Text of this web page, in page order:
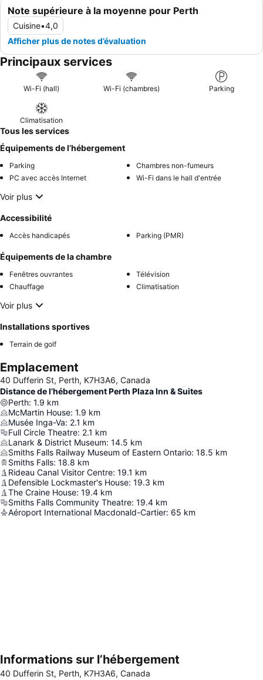
Note supérieure à la moyenne pour Perth
Cuisine•4,0
Afficher plus de notes d’évaluation
Principaux services
Wi-Fi (hall) Wi-Fi (chambres) Parking
Climatisation
Tous les services
Équipements de l’hébergement
Parking
Chambres non-fumeurs
PC avec accès Internet
Wi-Fi dans le hall d'entrée
Voir plus
Accessibilité
Accès handicapés Parking (PMR)
Équipements de la chambre
Fenêtres ouvrantes
Télévision
Chauffage
Climatisation
Voir plus
Installations sportives
Terrain de golf
Emplacement
40 Dufferin St, Perth, K7H3A6, Canada
Distance de l’hébergement Perth Plaza Inn & Suites
Perth: 1.9 km
McMartin House: 1.9 km
Musée Inga-Va: 2.1 km
Full Circle Theatre: 2.1 km
Lanark & District Museum: 14.5 km
Smiths Falls Railway Museum of Eastern Ontario: 18.5 km
Smiths Falls: 18.8 km
Rideau Canal Visitor Centre: 19.1 km
Defensible Lockmaster's House: 19.3 km
The Craine House: 19.4 km
Smiths Falls Community Theatre: 19.4 km
Aéroport International Macdonald-Cartier: 65 km
Agrandir la carte
Informations sur l’hébergement
40 Dufferin St, Perth, K7H3A6, Canada